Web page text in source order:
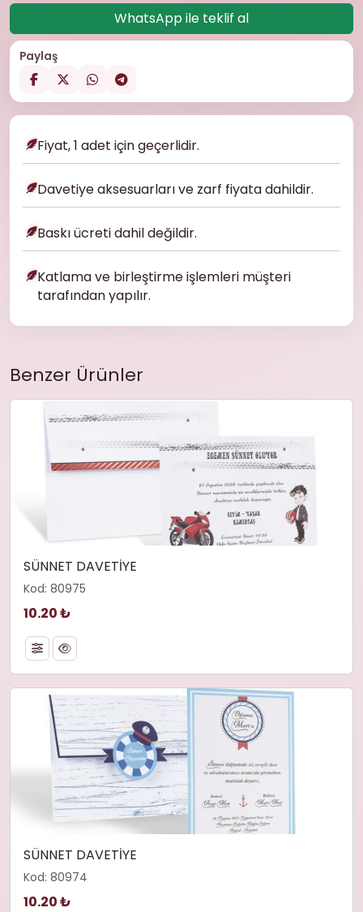
WhatsApp ile teklif al
Paylaş
Fiyat, 1 adet için geçerlidir.
Davetiye aksesuarları ve zarf fiyata dahildir.
Baskı ücreti dahil değildir.
Katlama ve birleştirme işlemleri müşteri
tarafından yapılır.
Benzer Ürünler
SÜNNET DAVETİYE
Kod: 80975
10.20 ₺
SÜNNET DAVETİYE
Kod: 80974
10.20 ₺